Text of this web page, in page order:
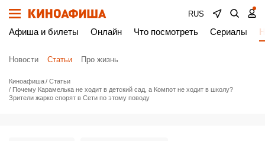
RUS
Афиша и билеты Онлайн Что посмотреть Сериалы
Новости Статьи Про жизнь
Киноафиша
Статьи
Почему Карамелька не ходит в детский сад, а Компот не ходит в школу?
Зрители жарко спорят в Сети по этому поводу